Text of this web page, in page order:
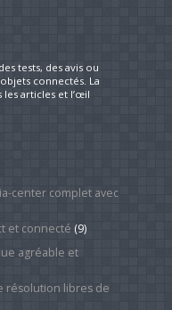
tests, des avis ou
connectés. La
articles et l’œil
center complet avec
et connecté (9)
agréable et
résolution libres de